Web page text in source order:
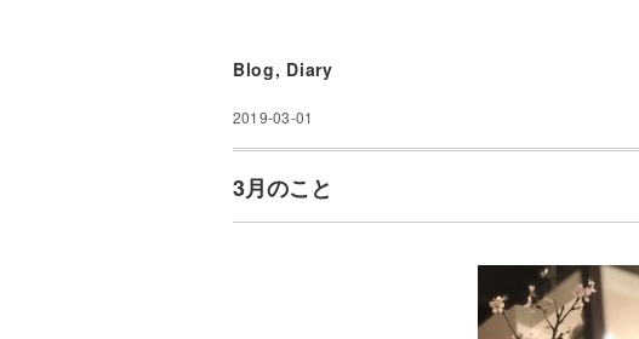
Blog, Diary
2019-03-01
3月のこと